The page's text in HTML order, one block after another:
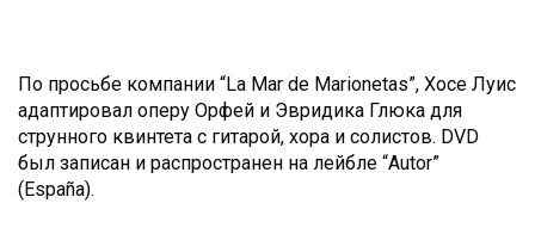
По просьбе компании “La Mar de Marionetas”, Хосе Луис
адаптировал оперу Орфей и Эвридика Глюка для
струнного квинтета с гитарой, хора и солистов. DVD
был записан и распространен на лейбле “Autor”
(España).